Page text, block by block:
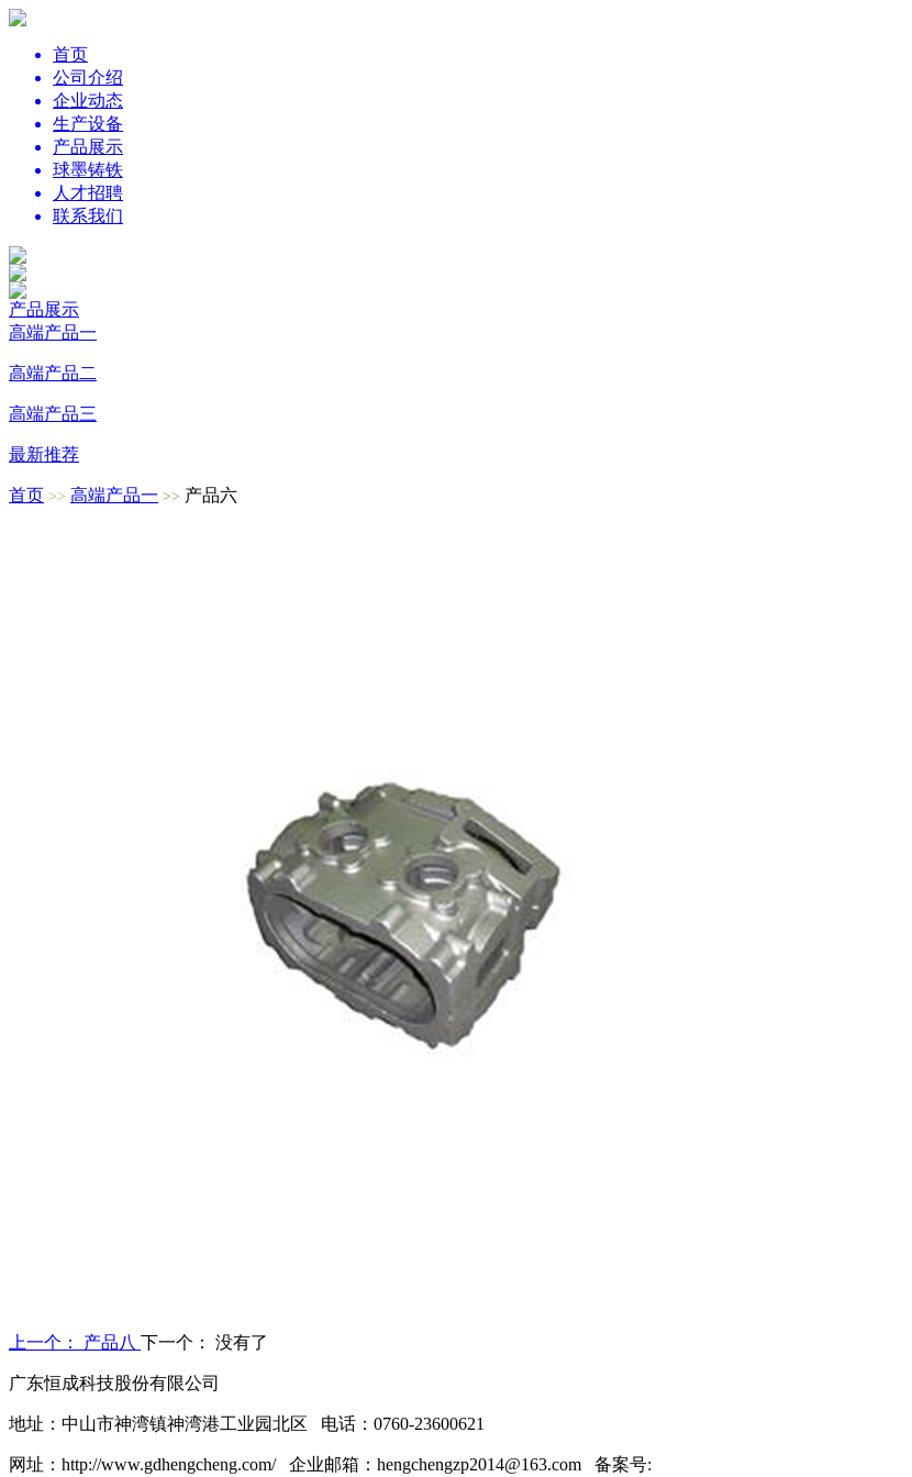
首页
公司介绍
企业动态
生产设备
产品展示
球墨铸铁
人才招聘
联系我们
产品展示
高端产品一
高端产品二
高端产品三
最新推荐
首页 >> 高端产品一 >> 产品六
上一个： 产品八 下一个： 没有了
广东恒成科技股份有限公司
地址：中山市神湾镇神湾港工业园北区 电话：0760-23600621
网址：http://www.gdhengcheng.com/ 企业邮箱：hengchengzp2014@163.com 备案号: